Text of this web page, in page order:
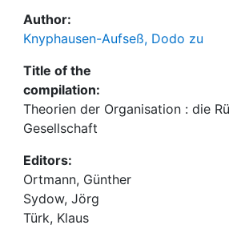
Author:
Knyphausen-Aufseß, Dodo zu
Title of the
compilation:
Theorien der Organisation : die
Gesellschaft
Editors:
Ortmann, Günther
Sydow, Jörg
Türk, Klaus